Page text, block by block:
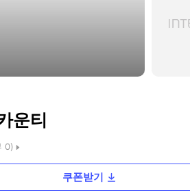
운티
0)
쿠폰받기